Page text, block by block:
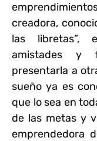
creadora,
las libretas”,
amistades y
presentarla a
sueño ya es
que lo sea en
de las metas y
emprendedora